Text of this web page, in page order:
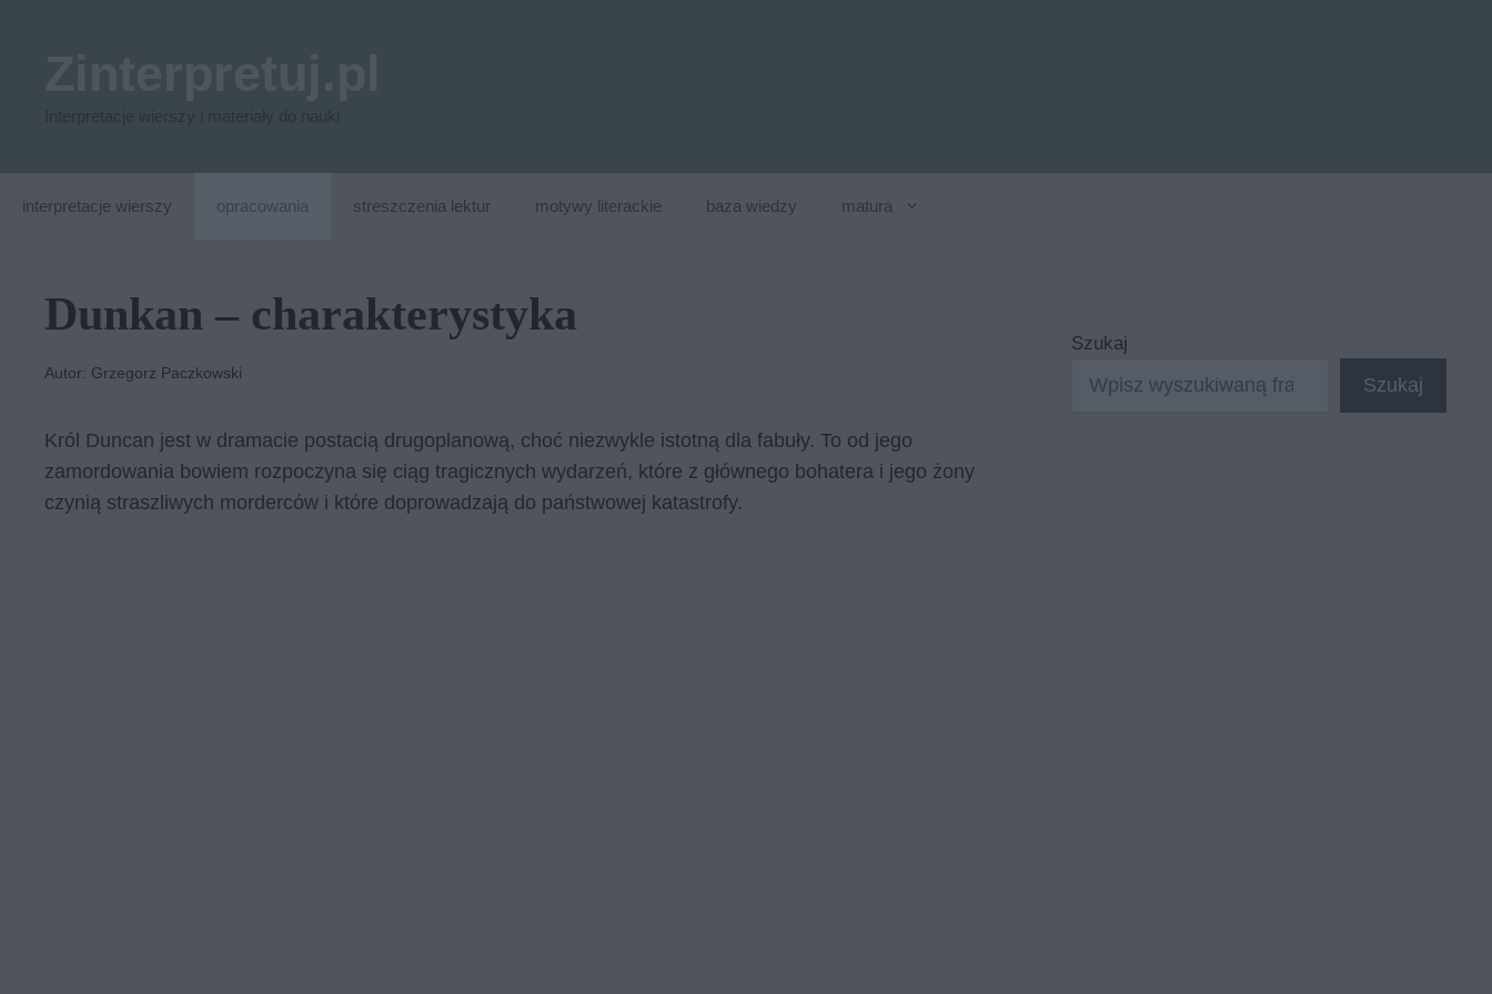
interpretacje wierszy opracowania streszczenia lektur motywy literackie baza wiedzy matura
Dunkan – charakterystyka
Autor: Grzegorz Paczkowski
Król Duncan jest w dramacie postacią drugoplanową, choć niezwykle istotną dla fabuły. To od jego
zamordowania bowiem rozpoczyna się ciąg tragicznych wydarzeń, które z głównego bohatera i jego żony
czynią straszliwych morderców i które doprowadzają do państwowej katastrofy.
Szukaj
Szukaj